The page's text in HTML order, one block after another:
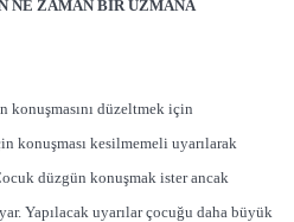
NE ZAMAN BİR UZMANA
düzeltmek için
konuşması kesilmemeli uyarılarak
düzgün konuşmak ister ancak
Yapılacak uyarılar çocuğu daha büyük